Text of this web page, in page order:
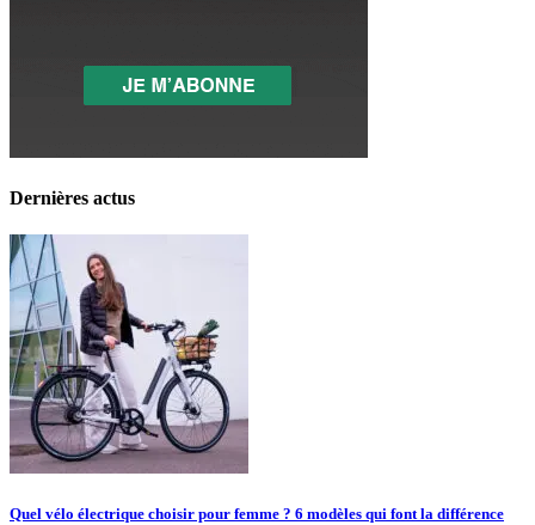
Dernières actus
Quel vélo électrique choisir pour femme ? 6 modèles qui font la différence